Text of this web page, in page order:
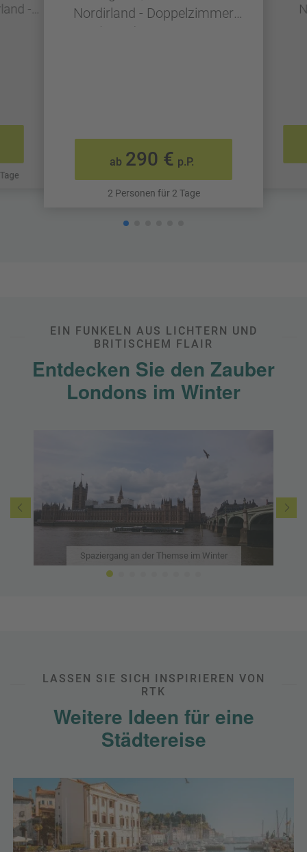
-
Nordirland - Doppelzimmer
(SPAR) - Frühstück
ab 290 € p.P.
2 Personen für 2 Tage
EIN FUNKELN AUS LICHTERN UND
BRITISCHEM FLAIR
Entdecken Sie den Zauber
Londons im Winter
Quelle:
Spaziergang an der Themse im Winter
LASSEN SIE SICH INSPIRIEREN VON
RTK
Weitere Ideen für eine
Städtereise